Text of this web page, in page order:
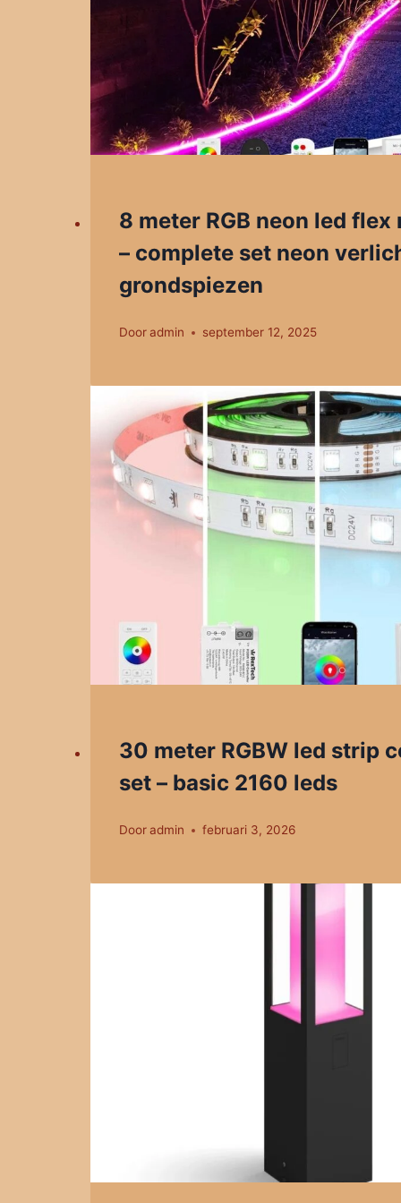
8 meter RGB neon led
– complete set neon
grondspiezen
Door admin september 12, 2025
30 meter RGBW led strip
set – basic 2160 leds
Door admin februari 3, 2026